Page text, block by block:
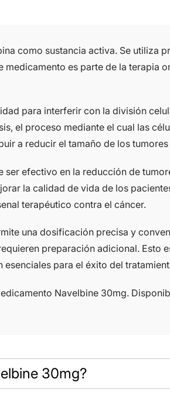
como sustancia activa. Se utiliza
es parte de la
para interferir con la división
el proceso mediante el cual las
a reducir el tamaño de los
efectivo en la reducción de
la calidad de vida de los
terapéutico contra el cáncer.
una dosificación precisa y
preparación adicional.
para el éxito del
Navelbine 30mg.
30mg?